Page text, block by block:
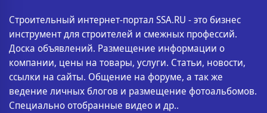
Строительный интернет-портал SSA.RU - это бизнес
инструмент для строителей и смежных профессий.
Доска объявлений. Размещение информации о
компании, цены на товары, услуги. Статьи, новости,
ссылки на сайты. Общение на форуме, а так же
ведение личных блогов и размещение фотоальбомов.
Специально отобранные видео и др..